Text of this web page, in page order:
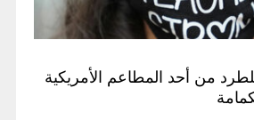
من أحد المطاعم الأمريكية